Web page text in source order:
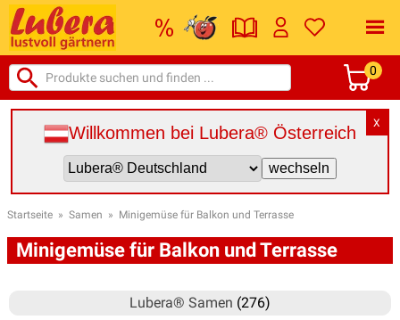
0
X
Willkommen bei Lubera® Österreich
Startseite » Samen » Minigemüse für Balkon und Terrasse
Minigemüse für Balkon und Terrasse
Lubera® Samen (276)